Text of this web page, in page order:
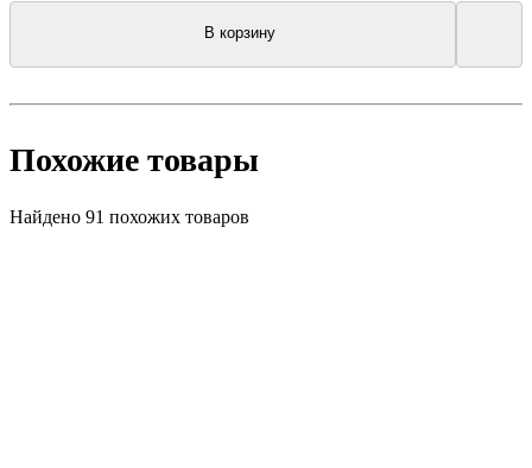
В корзину
Похожие товары
Найдено 91 похожих товаров